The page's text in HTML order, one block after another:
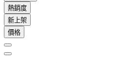
熱銷度
新上架
價格